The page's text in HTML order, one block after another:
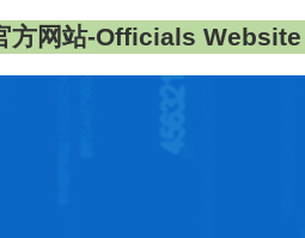
方网站-Officials Website